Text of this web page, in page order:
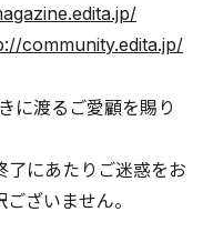
community.edita.jp/
に渡るご愛顧を賜り
了にあたりご迷惑をお
ざいません。